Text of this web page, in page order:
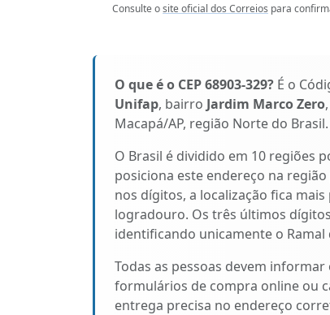
Consulte osite oficial dos Correios para
O que é o CEP 68903-329? É o
Unifap, bairro Jardim Marco Zero
Macapá/AP, região Norte do Brasil.
O Brasil é dividido em 10 regiões
posiciona este endereço na
nos dígitos, a localização fica
logradouro. Os três últimos
identificando unicamente o
Todas as pessoas devem
formulários de compra online ou
entrega precisa no endereço